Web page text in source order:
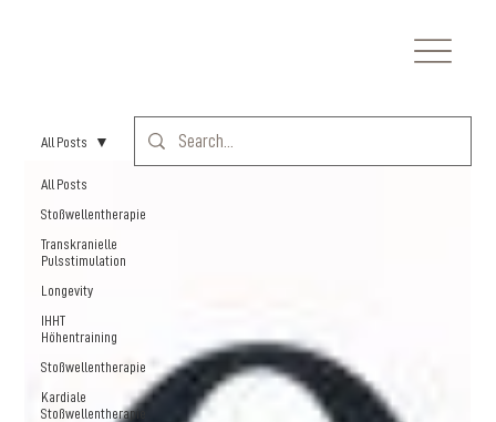
All Posts
Stoßwellentherapie
Transkranielle
Pulsstimulation
Longevity
IHHT
Höhentraining
Stoßwellentherapie
Kardiale
Stoßwellentherapie
All Posts